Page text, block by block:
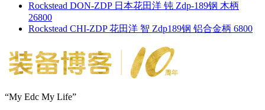
Rockstead DON-ZDP 日本花田洋 钝 Zdp-189钢 木柄
26800
Rockstead CHI-ZDP 花田洋 智 Zdp189钢 铝合金柄 6800
“My Edc My Life”